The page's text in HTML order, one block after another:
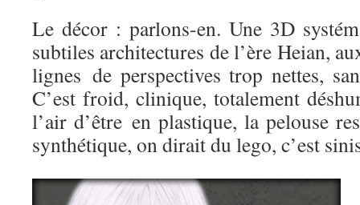
Le décor : parlons-en. Une 3D
subtiles architectures de l’ère Heian,
lignes de perspectives trop nettes,
C’est froid, clinique, totalement
l’air d’être en plastique, la pelouse
synthétique, on dirait du lego, c’est